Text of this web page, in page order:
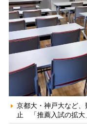
京都大・神戸大など
止 「推薦入試の拡大